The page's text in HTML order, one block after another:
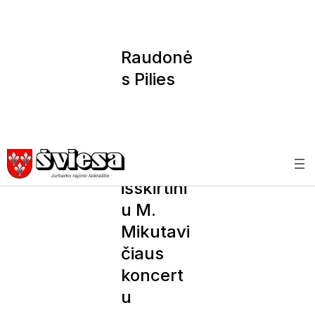
Raudonė
s Pilies
opera ir
išskirtini
u M.
Mikutavi
čiaus
koncert
u